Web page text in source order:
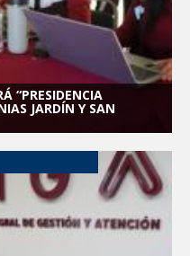
“PRESIDENCIA
JARDÍN Y SAN